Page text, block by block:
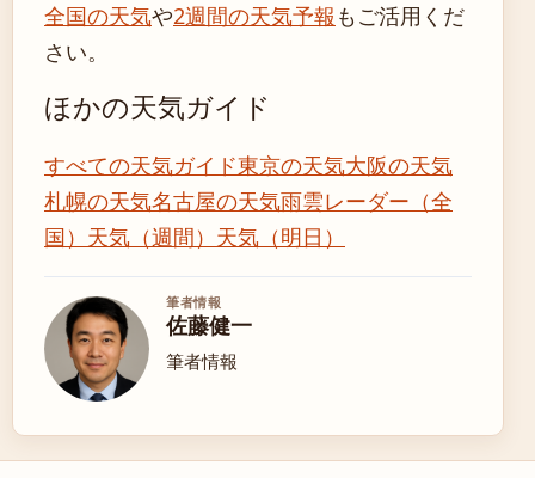
全国の天気や2週間の天気予報 もご活用くだ
さい。
ほかの天気ガイド
すべての天気ガイド東京の天気大阪の天気
札幌の天気名古屋の天気雨雲レーダー（全
国） 天気（週間） 天気（明日）
筆者情報
佐藤健一
筆者情報